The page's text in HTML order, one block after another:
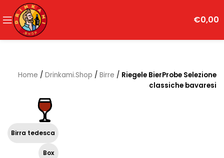
€0,00
Home / Drinkami.Shop / Birre / Riegele BierProbe Selezione
classiche bavaresi
Birra tedesca
Box